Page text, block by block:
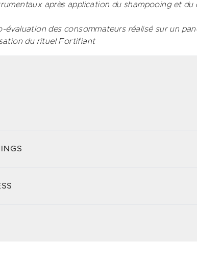
après application du shampooing et du
évaluation des consommateurs réalisé sur un
du rituel Fortifiant